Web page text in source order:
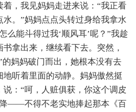
，我见妈妈走进来说：“我正看
。”妈妈点点头转过身给我拿水
么能斗得过我‘顺风耳’呢？”我趁
拿出来，继续看下去。突然，
的妈妈破门而出，她根本没有去
听着里面的动静。妈妈傲然挺
：“呵，人赃俱获，你这个调皮
——不得不老实地捧起那本《百